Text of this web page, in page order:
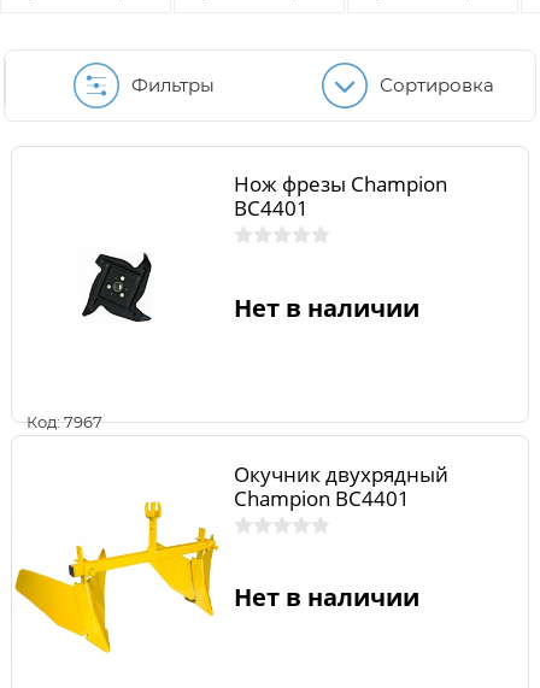
Фильтры Сортировка
Код: 7967
Нож фрезы Champion
BC4401
Нет в наличии
Окучник двухрядный
Champion BC4401
Нет в наличии